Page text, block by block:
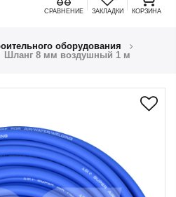
СРАВНЕНИЕ ЗАКЛАДКИ КОРЗИНА
оборудования
Шланг 8 мм воздушный 1 м